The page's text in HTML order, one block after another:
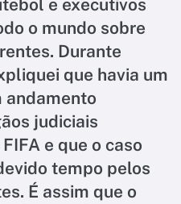
e executivos
o mundo sobre
Durante
que havia um
andamento
judiciais
e que o caso
tempo pelos
É assim que o